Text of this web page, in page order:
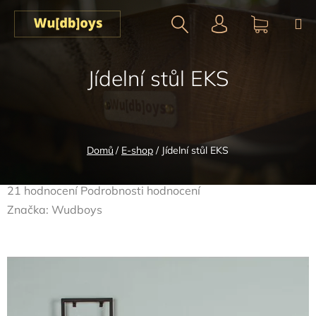
Přejít
obsah
Domů / E-shop / Jídelní stůl EKS
Jídelní stůl EKS
Průměrné
hodnocení
21 hodnocení Podrobnosti hodnocení
Značka: Wudboys